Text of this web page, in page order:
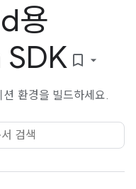
용
bookmark_border
환경을 빌드하세요.